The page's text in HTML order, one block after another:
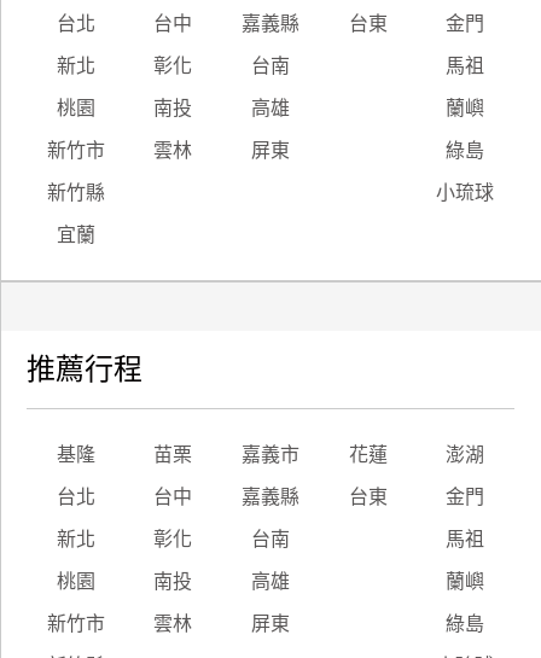
台北 台中 嘉義縣 台東 金門
新北 彰化 台南 馬祖
桃園 南投 高雄 蘭嶼
新竹市 雲林 屏東 綠島
新竹縣 小琉球
宜蘭
推薦行程
基隆 苗栗 嘉義市 花蓮 澎湖
台北 台中 嘉義縣 台東 金門
新北 彰化 台南 馬祖
桃園 南投 高雄 蘭嶼
新竹市 雲林 屏東 綠島